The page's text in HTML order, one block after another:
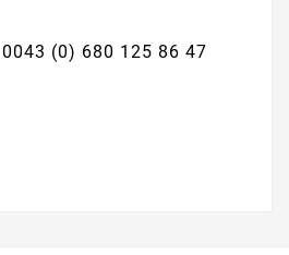
0043 (0) 680 125 86 47